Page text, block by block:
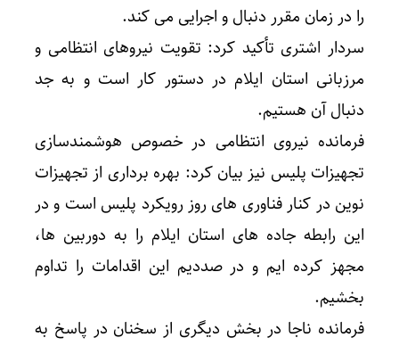
را در زمان مقرر دنبال و اجرایی می کند.
سردار اشتری تأکید کرد: تقویت نیروهای انتظامی و
مرزبانی استان ایلام در دستور کار است و به جد
دنبال آن هستیم.
فرمانده نیروی انتظامی در خصوص هوشمندسازی
تجهیزات پلیس نیز بیان کرد: بهره برداری از تجهیزات
نوین در کنار فناوری های روز رویکرد پلیس است و در
این رابطه جاده های استان ایلام را به دوربین ها،
مجهز کرده ایم و در صددیم این اقدامات را تداوم
بخشیم.
فرمانده ناجا در بخش دیگری از سخنان در پاسخ به